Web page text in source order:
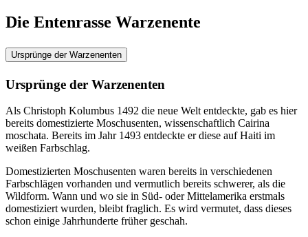
Die Entenrasse Warzenente
Ursprünge der Warzenenten
Ursprünge der Warzenenten
Als Christoph Kolumbus 1492 die neue Welt entdeckte, gab es hier
bereits domestizierte Moschusenten, wissenschaftlich Cairina
moschata. Bereits im Jahr 1493 entdeckte er diese auf Haiti im
weißen Farbschlag.
Domestizierten Moschusenten waren bereits in verschiedenen
Farbschlägen vorhanden und vermutlich bereits schwerer, als die
Wildform. Wann und wo sie in Süd- oder Mittelamerika erstmals
domestiziert wurden, bleibt fraglich. Es wird vermutet, dass dieses
schon einige Jahrhunderte früher geschah.